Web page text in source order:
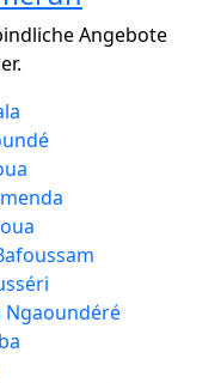
Angebote
Ngaoundéré